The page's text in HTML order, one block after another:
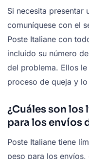
Si necesita presentar
comuníquese con el
Poste Italiane con
incluido su número
del problema. Ellos
proceso de queja y
¿Cuáles son
para los envíos
Poste Italiane tiene
peso para los